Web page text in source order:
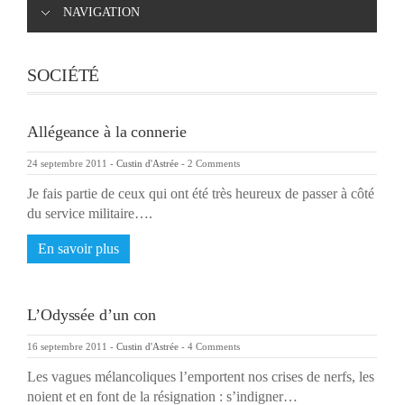
NAVIGATION
SOCIÉTÉ
Allégeance à la connerie
24 septembre 2011 - Custin d'Astrée - 2 Comments
Je fais partie de ceux qui ont été très heureux de passer à côté
du service militaire….
En savoir plus
L’Odyssée d’un con
16 septembre 2011 - Custin d'Astrée - 4 Comments
Les vagues mélancoliques l’emportent nos crises de nerfs, les
noient et en font de la résignation : s’indigner…